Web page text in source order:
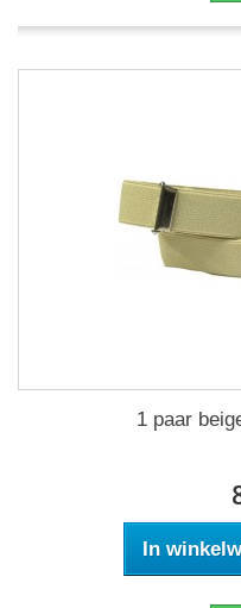
1 paar
In